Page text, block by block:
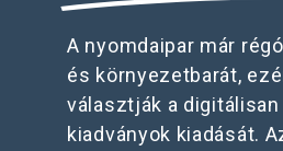
A nyomdaipar már
és környezetbarát,
választják a
kiadványok kiadását.